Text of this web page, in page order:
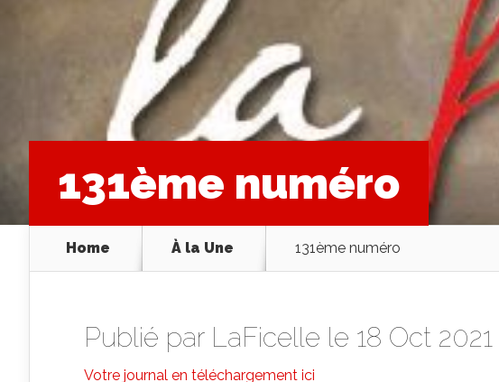
131ème numéro
Home À la Une 131ème numéro
Publié par LaFicelle le 18 Oct 2021 |
Votre journal en téléchargement ici